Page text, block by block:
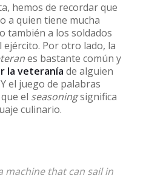
hemos de recordar que
a quien tiene mucha
también a los soldados
Por otro lado, la
es bastante común y
la veteranía de alguien
el juego de palabras
el seasoningsignifica
culinario.
machine that can sail in